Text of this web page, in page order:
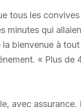
tous les
minutes qui
bienvenue à
« Plus
avec assurance.